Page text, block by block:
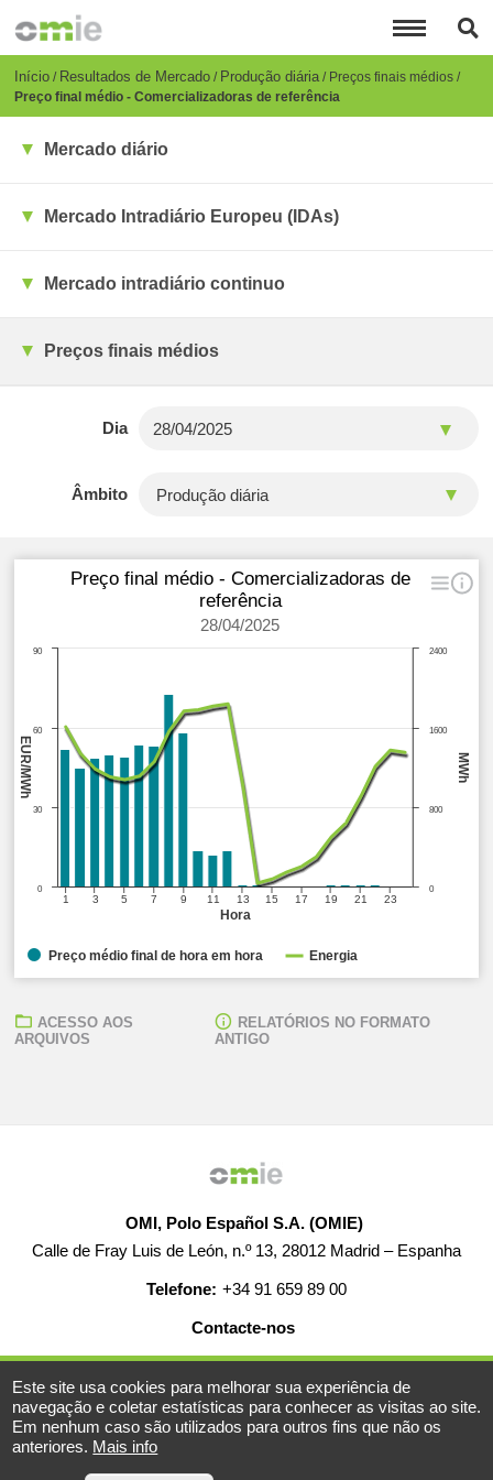
para
conteúdo
principal
Breadcrumb
Início Resultados de Mercado Produção diária Preços finais médios
Preço final médio - Comercializadoras de referência
Mercado diário
Mercado Intradiário Europeu (IDAs)
Mercado intradiário continuo
Preços finais médios
Dia
Âmbito
Hora
MWh
EUR/MWh
Preço final médio - Comercializadoras de
referência
28/04/2025
1 3 5 7 9 11 13 15 17 19 21 23
0
800
1600
2400
0
30
60
90
Preço médio final de hora em hora Energia
ACESSO AOS
ARQUIVOS
RELATÓRIOS NO FORMATO
ANTIGO
OMI, Polo Español S.A. (OMIE)
Calle de Fray Luis de León, n.º 13, 28012 Madrid – Espanha
Telefone: +34 91 659 89 00
Contacte-nos
© 2019-2026 - Todos os direitos reservados
AJUDA EMPREGO MAPA WEB AVISO LEGAL
Este site usa cookies para melhorar sua experiência de
navegação e coletar estatísticas para conhecer as visitas ao site.
Em nenhum caso são utilizados para outros fins que não os
anteriores. Mais info